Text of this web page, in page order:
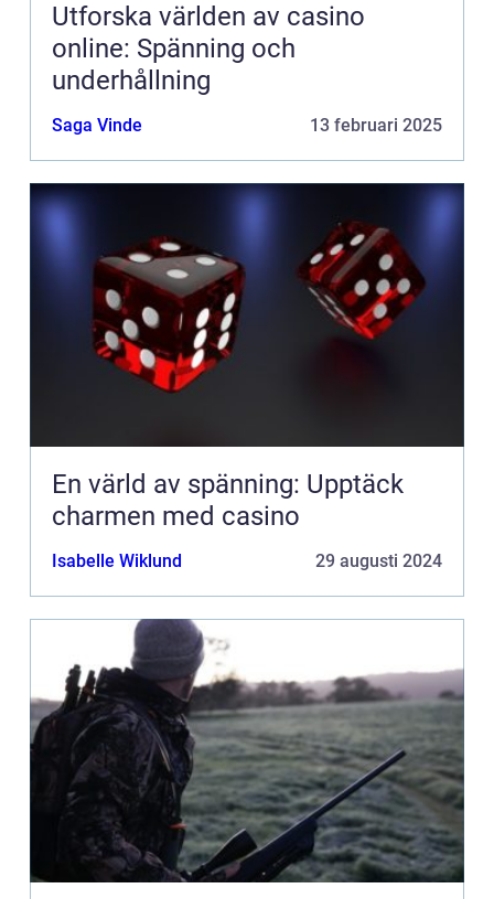
Utforska världen av casino
online: Spänning och
underhållning
Saga Vinde 13 februari 2025
En värld av spänning: Upptäck
charmen med casino
Isabelle Wiklund 29 augusti 2024